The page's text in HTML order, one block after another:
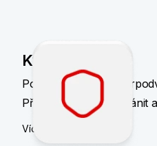
Kyberpodvody
Počet pokusů o
Přečtěte si, jak se chránit
Více informací